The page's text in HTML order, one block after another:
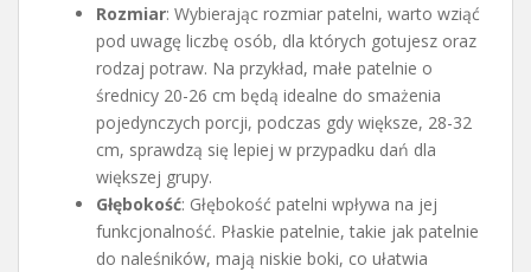
Rozmiar: Wybierając rozmiar patelni, warto wziąć
pod uwagę liczbę osób, dla których gotujesz oraz
rodzaj potraw. Na przykład, małe patelnie o
średnicy 20-26 cm będą idealne do smażenia
pojedynczych porcji, podczas gdy większe, 28-32
cm, sprawdzą się lepiej w przypadku dań dla
większej grupy.
Głębokość: Głębokość patelni wpływa na jej
funkcjonalność. Płaskie patelnie, takie jak patelnie
do naleśników, mają niskie boki, co ułatwia